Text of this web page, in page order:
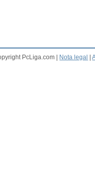
PcLiga.com | Nota legal |